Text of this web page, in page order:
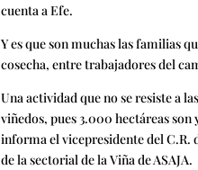
cuenta a Efe.
Y es que son muchas las familias
cosecha, entre trabajadores del
Una actividad que no se resiste a
viñedos, pues 3.000 hectáreas
informa el vicepresidente del C.R.
de la sectorial de la Viña de ASAJA.